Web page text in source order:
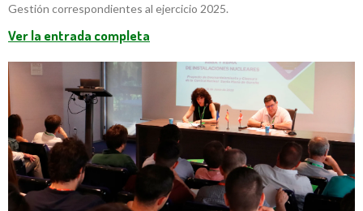
Gestión correspondientes al ejercicio 2025.
Ver la entrada completa